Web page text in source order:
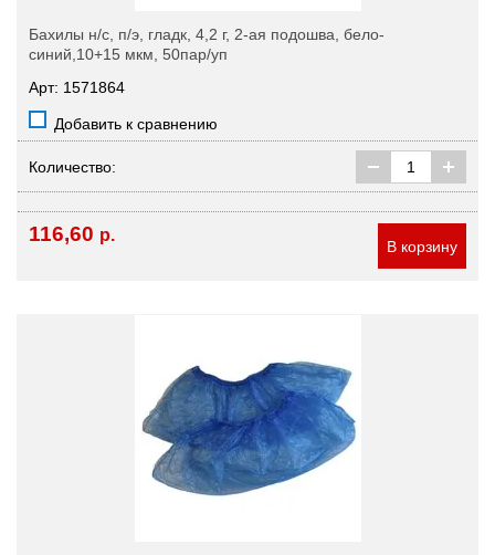
Бахилы н/с, п/э, гладк, 4,2 г, 2-ая подошва, бело-
синий,10+15 мкм, 50пар/уп
Арт: 1571864
Добавить к сравнению
Количество:
116,60 р.
В корзину